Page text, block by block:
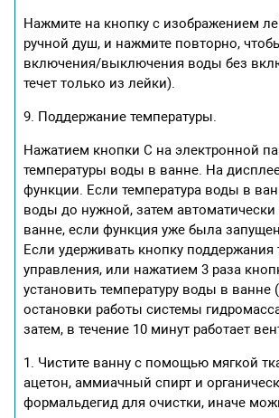
Нажмите на кнопку с изображением
ручной душ, и нажмите повторно,
включения/выключения воды без
течет только из лейки).
9. Поддержание температуры.
Нажатием кнопки С на электронной
температуры воды в ванне. На
функции. Если температура воды в
воды до нужной, затем автоматически
ванне, если функция уже была
Если удерживать кнопку поддержания
управления, или нажатием 3 раза
установить температуру воды в
остановки работы системы
затем, в течение 10 минут работает
1. Чистите ванну с помощью мягкой
ацетон, аммиачный спирт и
формальдегид для очистки, иначе